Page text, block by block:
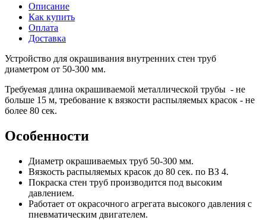
Описание
Как купить
Оплата
Доставка
Устройство для окрашивания внутренних стен труб
диаметром от 50-300 мм.
Требуемая длина окрашиваемой металлической трубы - не
больше 15 м, требование к вязкости распыляемых красок - не
более 80 сек.
Особенности
Диаметр окрашиваемых труб 50-300 мм.
Вязкость распыляемых красок до 80 сек. по ВЗ 4.
Покраска стен труб производится под высоким
давлением.
Работает от окрасочного агрегата высокого давления с
пневматическим двигателем.